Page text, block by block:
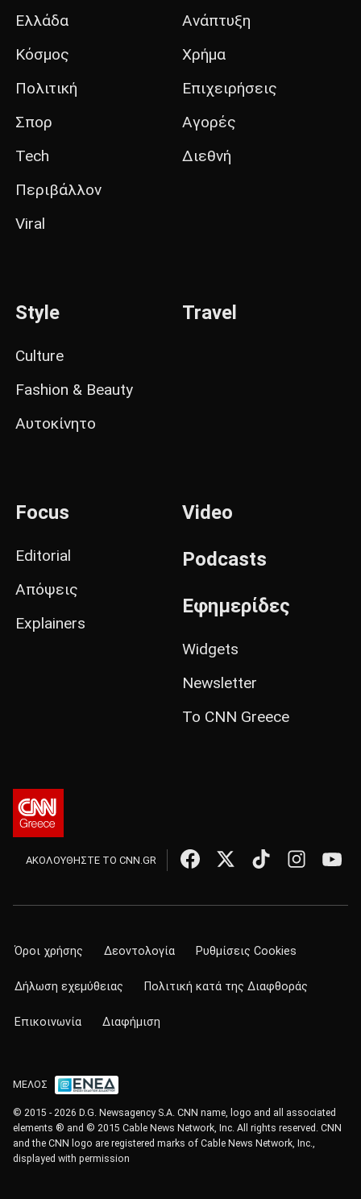
Ελλάδα
Κόσμος
Πολιτική
Σπορ
Tech
Περιβάλλον
Viral
Ανάπτυξη
Χρήμα
Επιχειρήσεις
Αγορές
Διεθνή
Style
Culture
Fashion & Beauty
Αυτοκίνητο
Travel
Focus
Editorial
Απόψεις
Explainers
Video
Podcasts
Εφημερίδες
Widgets
Newsletter
Το CNN Greece
ΑΚΟΛΟΥΘΗΣΤΕ ΤΟ CNN.GR
Όροι χρήσης Δεοντολογία Ρυθμίσεις Cookies
Δήλωση εχεμύθειας Πολιτική κατά της Διαφθοράς
Επικοινωνία Διαφήμιση
ΜΕΛΟΣ
© 2015 - 2026 D.G. Newsagency S.A. CNN name, logo and all associated
elements ® and © 2015 Cable News Network, Inc. All rights reserved. CNN
and the CNN logo are registered marks of Cable News Network, Inc.,
displayed with permission